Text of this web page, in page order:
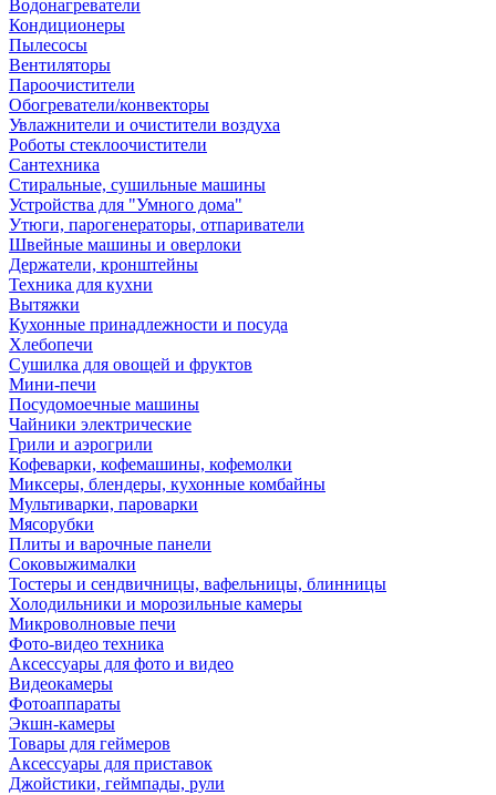
Водонагреватели
Кондиционеры
Пылесосы
Вентиляторы
Пароочистители
Обогреватели/конвекторы
Увлажнители и очистители воздуха
Роботы стеклоочистители
Сантехника
Стиральные, сушильные машины
Устройства для "Умного дома"
Утюги, парогенераторы, отпариватели
Швейные машины и оверлоки
Держатели, кронштейны
Техника для кухни
Вытяжки
Кухонные принадлежности и посуда
Хлебопечи
Сушилка для овощей и фруктов
Мини-печи
Посудомоечные машины
Чайники электрические
Грили и аэрогрили
Кофеварки, кофемашины, кофемолки
Миксеры, блендеры, кухонные комбайны
Мультиварки, пароварки
Мясорубки
Плиты и варочные панели
Соковыжималки
Тостеры и сендвичницы, вафельницы, блинницы
Холодильники и морозильные камеры
Микроволновые печи
Фото-видео техника
Аксессуары для фото и видео
Видеокамеры
Фотоаппараты
Экшн-камеры
Товары для геймеров
Аксессуары для приставок
Джойстики, геймпады, рули